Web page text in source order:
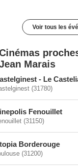
Voir tous les
Marais
- Le
(31780)
Fenouillet
(31150)
Borderouge
(31200)